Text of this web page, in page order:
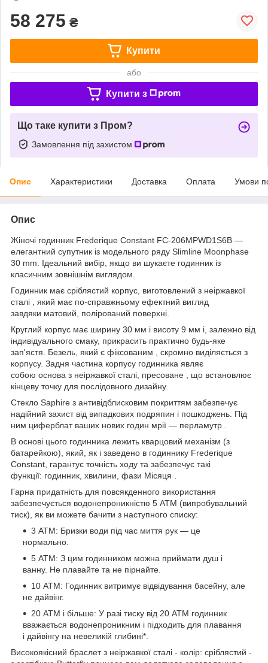
58 275 ₴
Купити
або
Купити з
Що таке купити з Пром?
Замовлення під захистом
Опис Характеристики Доставка Оплата Умови
Опис
Жіночі годинник Frederique Constant FC-206MPWD1S6B —
елегантний супутник із модельного ряду Slimline Moonphase
30 mm. Ідеальний вибір, якщо ви шукаєте годинник із
класичним зовнішнім виглядом.
Годинник має сріблястий корпус, виготовлений з неіржавкої
сталі , який має по-справжньому ефектний вигляд
завдяки матовий, полірований поверхні.
Круглий корпус має ширину 30 мм і висоту 9 мм і, залежно від
індивідуального смаку, прикрасить практично будь-яке
зап'ястя. Безель, який є фіксованим , скромно виділяється з
корпусу. Задня частина корпусу годинника являє
собою основа з неіржавкої сталі, пресоване , що встановлює
кінцеву точку для послідовного дизайну.
Стекло Saphire з антивідблисковим покриттям забезпечує
надійний захист від випадкових подряпин і пошкоджень. Під
ним циферблат ваших нових годин мрії — перламутр .
В основі цього годинника лежить кварцовий механізм (з
батарейкою), який, як і заведено в годиннику Frederique
Constant, гарантує точність ходу та забезпечує такі
функції: годинник, хвилини, фази Місяця .
Гарна придатність для повсякденного використання
забезпечується водонепроникністю 5 АТМ (випробувальний
тиск), як ви можете бачити з наступного списку:
3 АТМ: Бризки води під час миття рук — це
нормально.
5 АТМ: З цим годинником можна приймати душ і
ванну. Не плавайте та не пірнайте.
10 АТМ: Годинник витримує відвідування басейну, але
не дайвінг.
20 АТМ і більше: У разі тиску від 20 АТМ годинник
вважається водонепроникним і підходить для плавання
і дайвінгу на невеликій глибині*.
Високоякісний браслет з неіржавкої сталі - колір: сріблястий -